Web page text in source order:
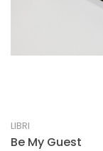
LIBRI
Be My Guest